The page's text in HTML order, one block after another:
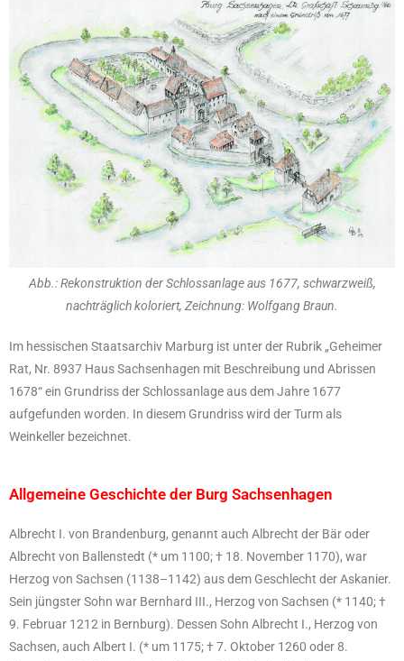
Abb.: Rekonstruktion der Schlossanlage aus 1677, schwarzweiß,
nachträglich koloriert, Zeichnung: Wolfgang Braun.
Im hessischen Staatsarchiv Marburg ist unter der Rubrik „Geheimer
Rat, Nr. 8937 Haus Sachsenhagen mit Beschreibung und Abrissen
1678“ ein Grundriss der Schlossanlage aus dem Jahre 1677
aufgefunden worden. In diesem Grundriss wird der Turm als
Weinkeller bezeichnet.
Allgemeine Geschichte der Burg Sachsenhagen
Albrecht I. von Brandenburg, genannt auch Albrecht der Bär oder
Albrecht von Ballenstedt (* um 1100; † 18. November 1170), war
Herzog von Sachsen (1138–1142) aus dem Geschlecht der Askanier.
Sein jüngster Sohn war Bernhard III., Herzog von Sachsen (* 1140; †
9. Februar 1212 in Bernburg). Dessen Sohn Albrecht I., Herzog von
Sachsen, auch Albert I. (* um 1175; † 7. Oktober 1260 oder 8.